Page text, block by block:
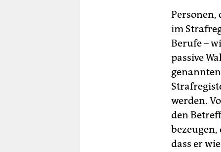
Personen,
im
Berufe –
passive
werden.
den
bezeugen,
dass er